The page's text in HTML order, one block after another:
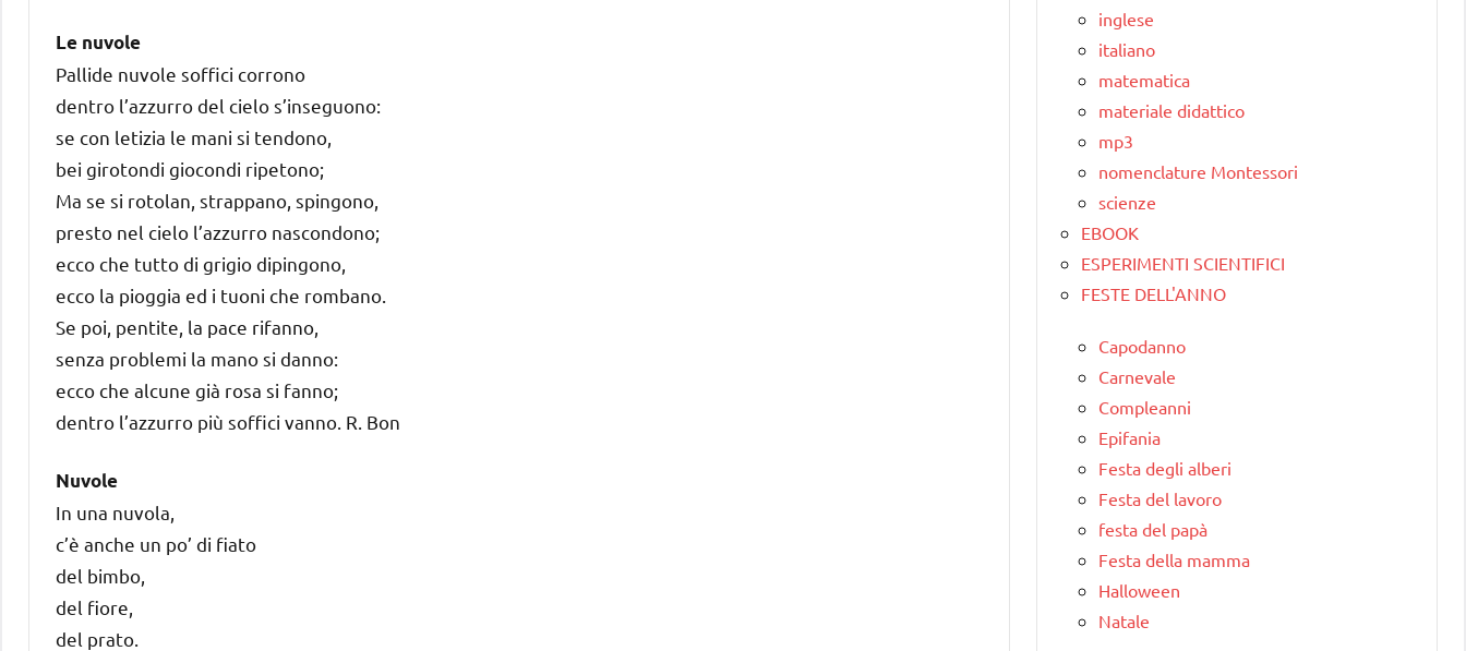
Le nuvole
Pallide nuvole soffici corrono
dentro l’azzurro del cielo s’inseguono:
se con letizia le mani si tendono,
bei girotondi giocondi ripetono;
Ma se si rotolan, strappano, spingono,
presto nel cielo l’azzurro nascondono;
ecco che tutto di grigio dipingono,
ecco la pioggia ed i tuoni che rombano.
Se poi, pentite, la pace rifanno,
senza problemi la mano si danno:
ecco che alcune già rosa si fanno;
dentro l’azzurro più soffici vanno. R. Bon
Nuvole
In una nuvola,
c’è anche un po’ di fiato
del bimbo,
del fiore,
del prato.
inglese
italiano
matematica
materiale didattico
mp3
nomenclature Montessori
scienze
EBOOK
ESPERIMENTI SCIENTIFICI
FESTE DELL'ANNO
Capodanno
Carnevale
Compleanni
Epifania
Festa degli alberi
Festa del lavoro
festa del papà
Festa della mamma
Halloween
Natale